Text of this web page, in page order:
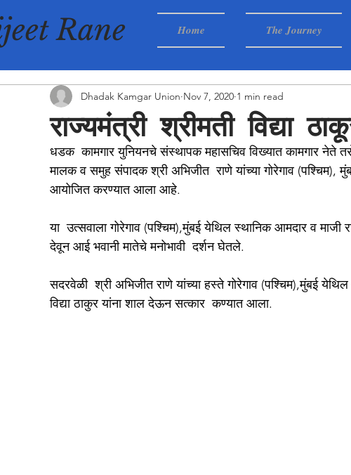
Rane Home The Journey
राज्यमंत्री श्रीमती विद्या
Dhadak Kamgar Union Nov 7, 2020 1 min read
धडक  कामगार युनियनचे संस्थापक महासचिव विख्यात कामगार नेते
मालक व समुह संपादक श्री अभिजीत  राणे यांच्या गोरेगाव (पश्चिम),
आयोजित करण्यात आला आहे.
या  उत्सवाला गोरेगाव (पश्चिम),मुंबई येथिल स्थानिक आमदार व माजी
देवून आई भवानी मातेचे मनोभावी  दर्शन घेतले.
सदरवेळी  श्री अभिजीत राणे यांच्या हस्ते गोरेगाव (पश्चिम),मुंबई
विद्या ठाकुर यांना शाल देऊन सत्कार  कण्यात आला.